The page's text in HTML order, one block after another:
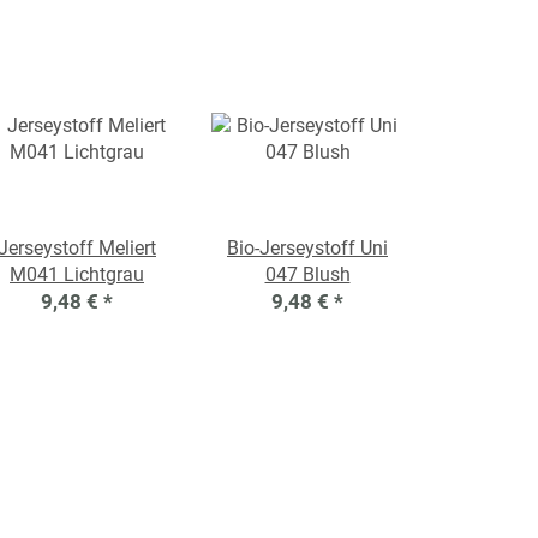
Meliert
M041 Lichtgrau
9,48 € *
Bio-Jerseystoff Uni
047 Blush
9,48 € *